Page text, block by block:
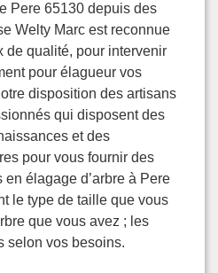
Pere 65130 depuis des
Welty Marc est reconnue
de qualité, pour intervenir
pour élagueur vos
disposition des artisans
qui disposent des
et des
pour vous fournir des
élagage d’arbre à Pere
le type de taille que vous
que vous avez ; les
selon vos besoins.